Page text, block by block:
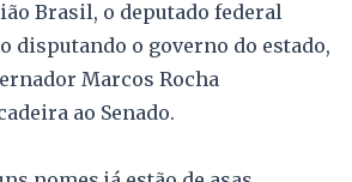
Brasil, o deputado federal
disputando o governo do estado,
Marcos Rocha
ao Senado.